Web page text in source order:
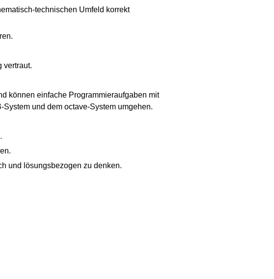
technischen Umfeld korrekt
vertraut.
können einfache Programmieraufgaben mit
und dem octave-System umgehen.
und lösungsbezogen zu denken.